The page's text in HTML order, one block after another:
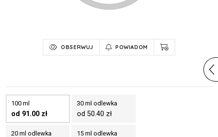
OBSERWUJ POWIADOM
100 ml
od 91.00 zł
30 ml odlewka
od 50.40 zł
20 ml odlewka 15 ml odlewka